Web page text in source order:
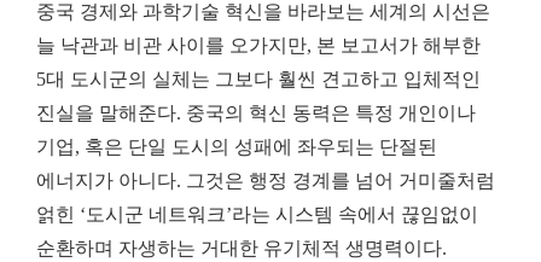
중국 경제와 과학기술 혁신을 바라보는 세계의 시선은
늘 낙관과 비관 사이를 오가지만, 본 보고서가 해부한
5대 도시군의 실체는 그보다 훨씬 견고하고 입체적인
진실을 말해준다. 중국의 혁신 동력은 특정 개인이나
기업, 혹은 단일 도시의 성패에 좌우되는 단절된
에너지가 아니다. 그것은 행정 경계를 넘어 거미줄처럼
얽힌 ‘도시군 네트워크’라는 시스템 속에서 끊임없이
순환하며 자생하는 거대한 유기체적 생명력이다.